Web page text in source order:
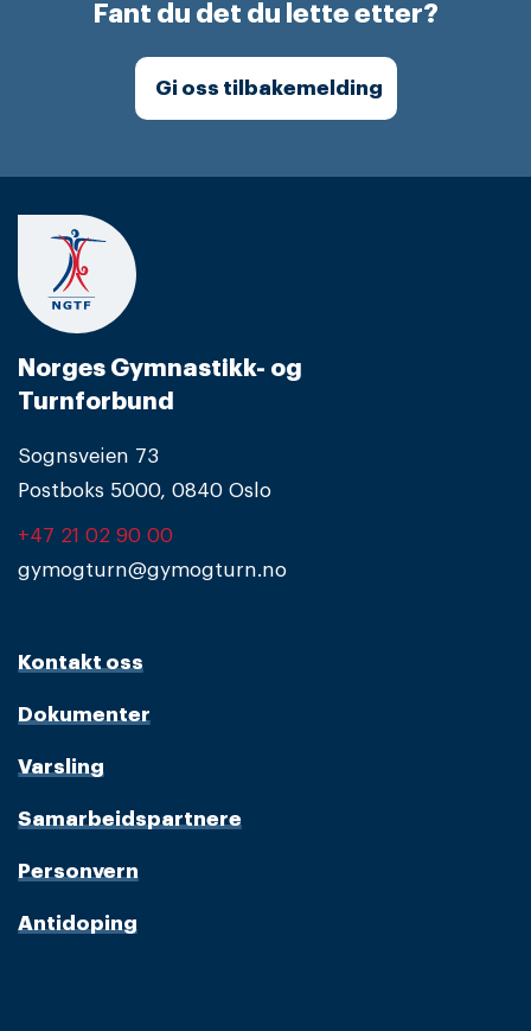
Fant du det du lette etter?
Gi oss tilbakemelding
Norges Gymnastikk- og
Turnforbund
Sognsveien 73
Postboks 5000, 0840 Oslo
+47 21 02 90 00
gymogturn@gymogturn.no
Kontakt oss
Dokumenter
Varsling
Samarbeidspartnere
Personvern
Antidoping